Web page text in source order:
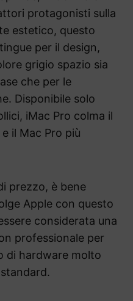
protagonisti sulla
estetico, questo
per il design,
grigio spazio sia
che per le
Disponibile solo
iMac Pro colma il
il Mac Pro più
prezzo, è bene
Apple con questo
considerata una
professionale per
di hardware molto